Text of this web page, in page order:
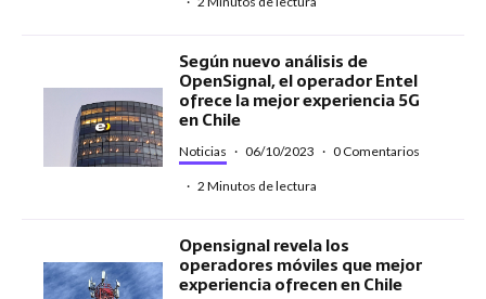
Según nuevo análisis de
OpenSignal, el operador Entel
ofrece la mejor experiencia 5G
en Chile
Noticias · 06/10/2023 · 0 Comentarios
· 2 Minutos de lectura
Opensignal revela los
operadores móviles que mejor
experiencia ofrecen en Chile